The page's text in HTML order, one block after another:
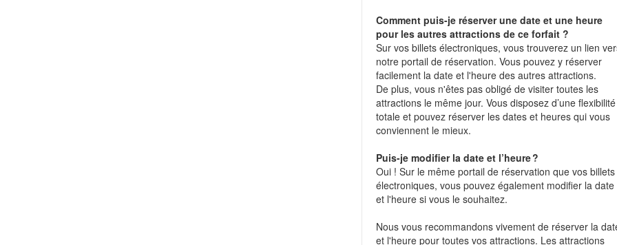
Comment puis-je réserver une date et une heure
pour les autres attractions de ce forfait ?
Sur vos billets électroniques, vous trouverez un lien
notre portail de réservation. Vous pouvez y réserver
facilement la date et l'heure des autres attractions.
De plus, vous n'êtes pas obligé de visiter toutes les
attractions le même jour. Vous disposez d’une flexibilité
totale et pouvez réserver les dates et heures qui vous
conviennent le mieux.
Puis-je modifier la date et l’heure ?
Oui ! Sur le même portail de réservation que vos billets
électroniques, vous pouvez également modifier la date
et l'heure si vous le souhaitez.
Nous vous recommandons vivement de réserver la
et l'heure pour toutes vos attractions. Les attractions